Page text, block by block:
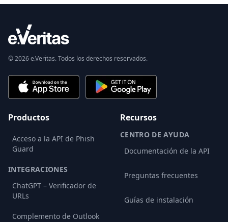
© 2026 e.Veritas. Todos los derechos reservados.
Productos
Acceso a la API de Phish
Guard
INTEGRACIONES
ChatGPT – Verificador de
URLs
Complemento de Outlook
Recursos
CENTRO DE AYUDA
Documentación de la API
Preguntas frecuentes
Guías de instalación